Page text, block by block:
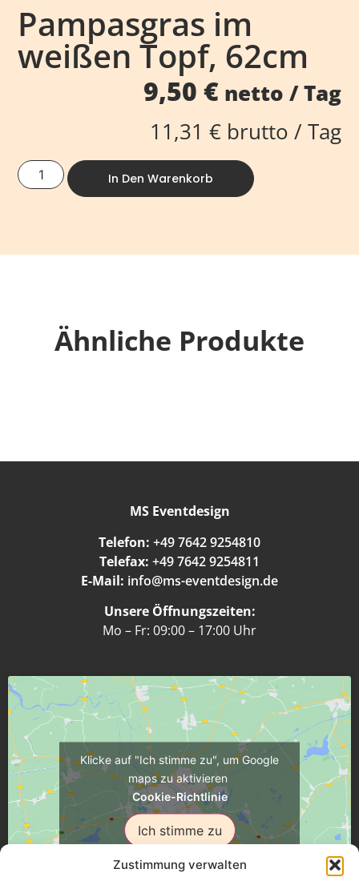
Zustimmung verwalten
Pampasgras im
weißen Topf, 62cm
9,50 €netto / Tag
11,31 €brutto / Tag
In Den Warenkorb
Ähnliche Produkte
MS Eventdesign
Telefon: +49 7642 9254810
Telefax: +49 7642 9254811
E-Mail: info@ms-eventdesign.de
Unsere Öffnungszeiten:
Mo – Fr: 09:00 – 17:00 Uhr
Klicke auf "Ich stimme zu", um Google
maps zu aktivieren
Cookie-Richtlinie
Ich stimme zu